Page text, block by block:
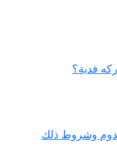
فدية؟
وشروط ذلك